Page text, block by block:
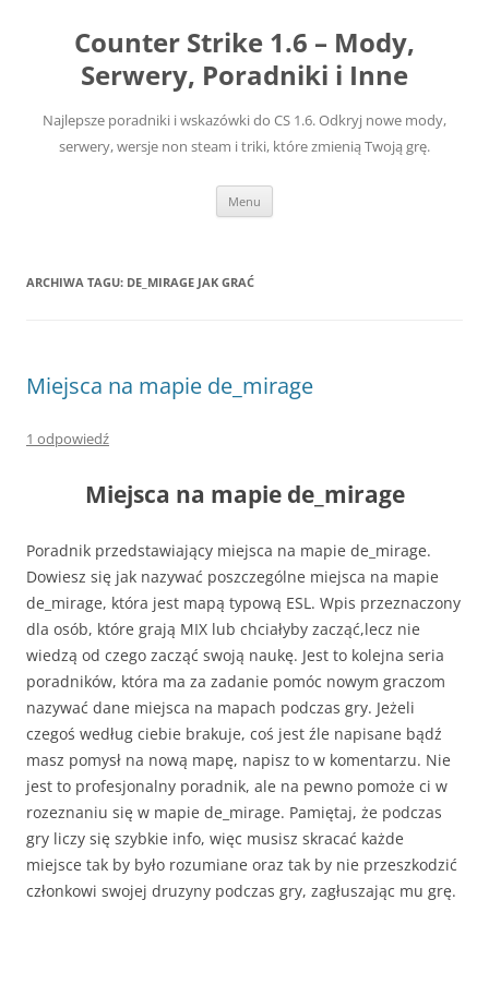
Counter Strike 1.6 – Mody,
Serwery, Poradniki i Inne
Najlepsze poradniki i wskazówki do CS 1.6. Odkryj nowe mody,
serwery, wersje non steam i triki, które zmienią Twoją grę.
Menu
ARCHIWA TAGU: DE_MIRAGE JAK GRAĆ
Miejsca na mapie de_mirage
1 odpowiedź
Miejsca na mapie de_mirage
Poradnik przedstawiający miejsca na mapie de_mirage.
Dowiesz się jak nazywać poszczególne miejsca na mapie
de_mirage, która jest mapą typową ESL. Wpis przeznaczony
dla osób, które grają MIX lub chciałyby zacząć,lecz nie
wiedzą od czego zacząć swoją naukę. Jest to kolejna seria
poradników, która ma za zadanie pomóc nowym graczom
nazywać dane miejsca na mapach podczas gry. Jeżeli
czegoś według ciebie brakuje, coś jest źle napisane bądź
masz pomysł na nową mapę, napisz to w komentarzu. Nie
jest to profesjonalny poradnik, ale na pewno pomoże ci w
rozeznaniu się w mapie de_mirage. Pamiętaj, że podczas
gry liczy się szybkie info, więc musisz skracać każde
miejsce tak by było rozumiane oraz tak by nie przeszkodzić
członkowi swojej druzyny podczas gry, zagłuszając mu grę.